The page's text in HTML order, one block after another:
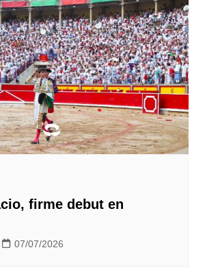
firme debut en
07/07/2026